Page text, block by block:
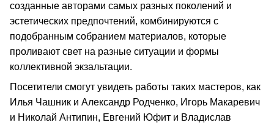
созданные авторами самых разных поколений и
эстетических предпочтений, комбинируются с
подобранным собранием материалов, которые
проливают свет на разные ситуации и формы
коллективной экзальтации.
Посетители смогут увидеть работы таких мастеров, как
Илья Чашник и Александр Родченко, Игорь Макаревич
и Николай Антипин, Евгений Юфит и Владислав